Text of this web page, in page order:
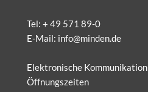
Tel: + 49 571 89-0
E-Mail: info@minden.de
Elektronische Kommunikation
Öffnungszeiten